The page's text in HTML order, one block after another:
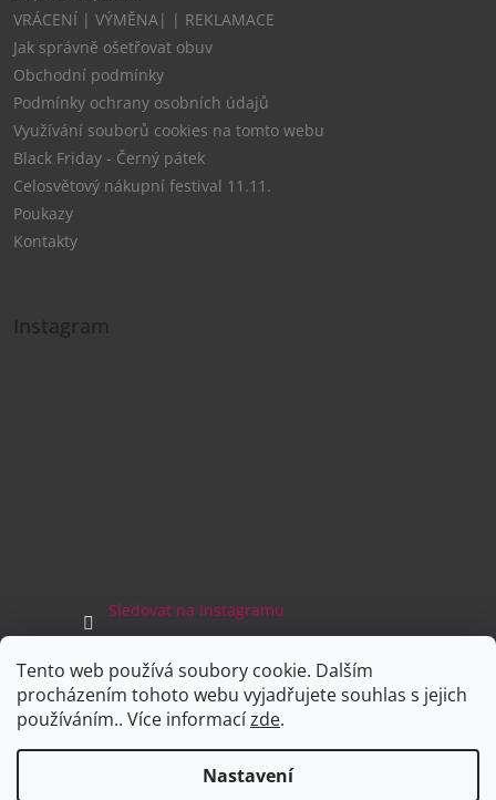
Tento web používá soubory cookie. Dalším
procházením tohoto webu vyjadřujete souhlas s jejich
používáním.. Více informacízde.
Nastavení
VRÁCENÍ | VÝMĚNA| | REKLAMACE
Jak správně ošetřovat obuv
Obchodní podmínky
Podmínky ochrany osobních údajů
Využívání souborů cookies na tomto webu
Black Friday - Černý pátek
Celosvětový nákupní festival 11.11.
Poukazy
Kontakty
Instagram
Sledovat na Instagramu
Facebook